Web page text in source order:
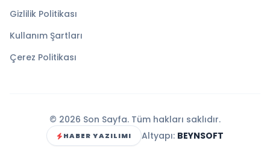
Gizlilik Politikası
Kullanım Şartları
Çerez Politikası
© 2026 Son Sayfa. Tüm hakları saklıdır.
HABER YAZILIMI Altyapı: BEYNSOFT